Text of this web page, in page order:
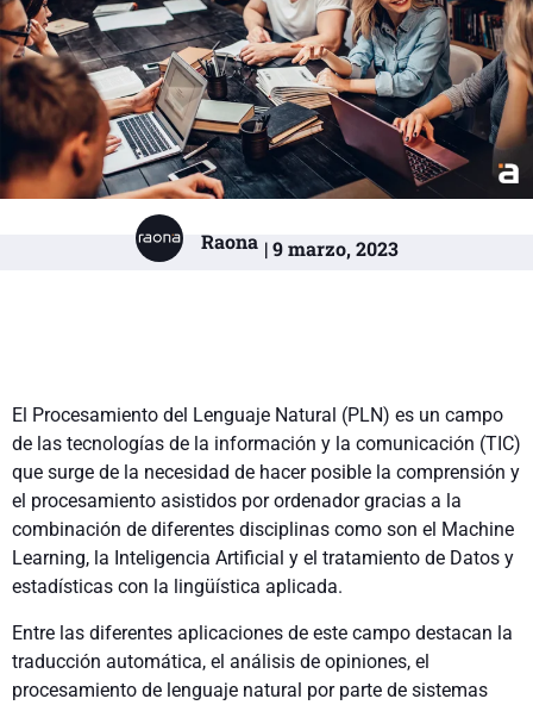
Raona | 9 marzo, 2023
El Procesamiento del Lenguaje Natural (PLN) es un campo
de las tecnologías de la información y la comunicación (TIC)
que surge de la necesidad de hacer posible la comprensión y
el procesamiento asistidos por ordenador gracias a la
combinación de diferentes disciplinas como son el Machine
Learning, la Inteligencia Artificial y el tratamiento de Datos y
estadísticas con la lingüística aplicada.
Entre las diferentes aplicaciones de este campo destacan la
traducción automática, el análisis de opiniones, el
procesamiento de lenguaje natural por parte de sistemas